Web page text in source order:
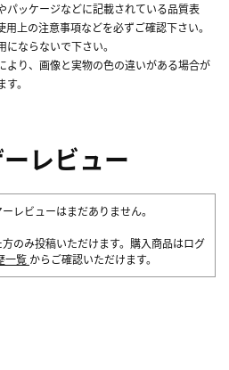
ッケージなどに記載されている品質表
上の注意事項などを必ずご確認下さい。
ならないで下さい。
り、画像と実物の色の違いがある場合が
。
レビュー
レビューはまだありません。
のみ投稿いただけます。購入商品はログ
一覧 からご確認いただけます。